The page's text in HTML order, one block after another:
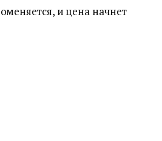
и цена начнет